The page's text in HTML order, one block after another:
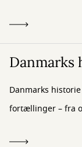
Danmarks
Danmarks
fortællinger – fra